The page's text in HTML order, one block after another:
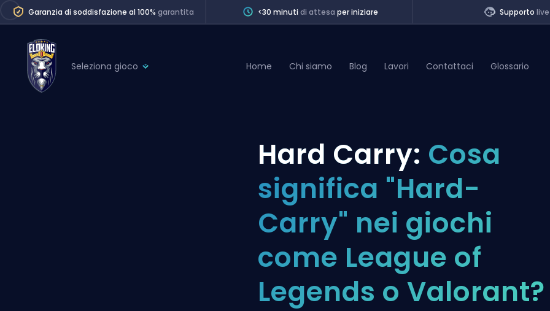
Garanzia di soddisfazione al 100%garantita <30 minutidi attesa per iniziare Supporto live
Seleziona gioco
Division Boost
Coaching
Teammate
Home Chi siamo Blog Lavori Contattaci Glossario
Hard Carry: Cosa
significa "Hard-
Carry" nei giochi
come League of
Legends o Valorant?